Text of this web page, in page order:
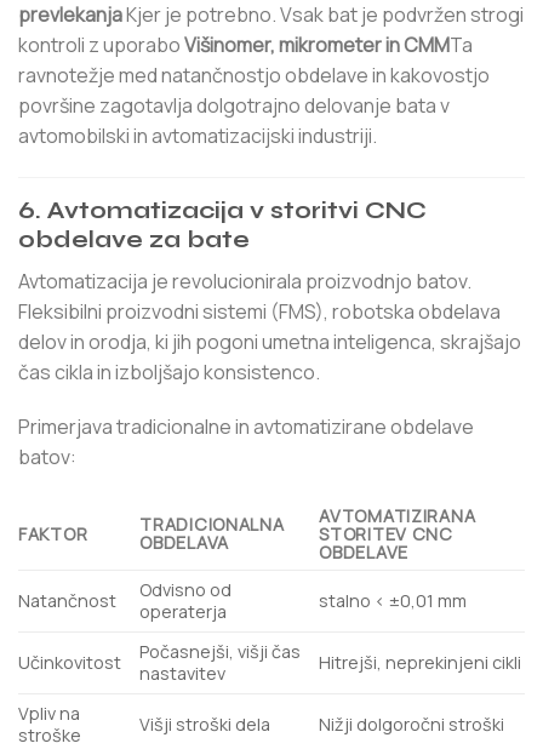
prevlekanjaKjer je potrebno. Vsak bat je podvržen strogi
kontroli z uporaboVišinomer, mikrometer in CMMTa
ravnotežje med natančnostjo obdelave in kakovostjo
površine zagotavlja dolgotrajno delovanje bata v
avtomobilski in avtomatizacijski industriji.
6. Avtomatizacija v storitvi CNC
obdelave za bate
Avtomatizacija je revolucionirala proizvodnjo batov.
Fleksibilni proizvodni sistemi (FMS), robotska obdelava
delov in orodja, ki jih pogoni umetna inteligenca, skrajšajo
čas cikla in izboljšajo konsistenco.
Primerjava tradicionalne in avtomatizirane obdelave
batov:
FAKTOR TRADICIONALNA
OBDELAVA
AVTOMATIZIRANA
STORITEV CNC
OBDELAVE
Natančnost
Odvisno od
operaterja
stalno < ±0,01 mm
Učinkovitost
Počasnejši, višji čas
nastavitev
Hitrejši, neprekinjeni cikli
Vpliv na
stroške
Višji stroški dela Nižji dolgoročni stroški